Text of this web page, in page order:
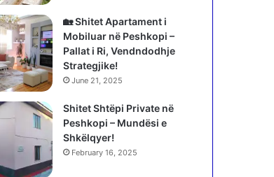
🏡 Shitet Apartament i
Mobiluar në Peshkopi –
Pallat i Ri, Vendndodhje
Strategjike!
June 21, 2025
Shitet Shtëpi Private në
Peshkopi – Mundësi e
Shkëlqyer!
February 16, 2025